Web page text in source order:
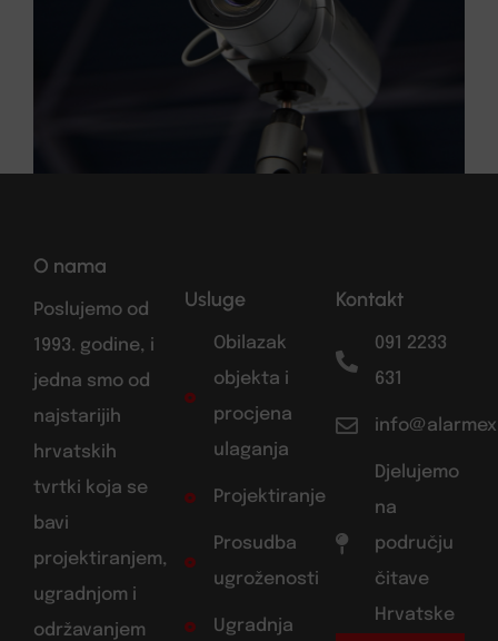
O nama
Poslujemo od
1993. godine, i
jedna smo od
najstarijih
hrvatskih
tvrtki koja se
bavi
projektiranjem,
ugradnjom i
održavanjem
Usluge
Obilazak
objekta i
procjena
ulaganja
Projektiranje
Prosudba
ugroženosti
Ugradnja
Kontakt
091 2233
631
Djelujemo
na
području
čitave
Hrvatske